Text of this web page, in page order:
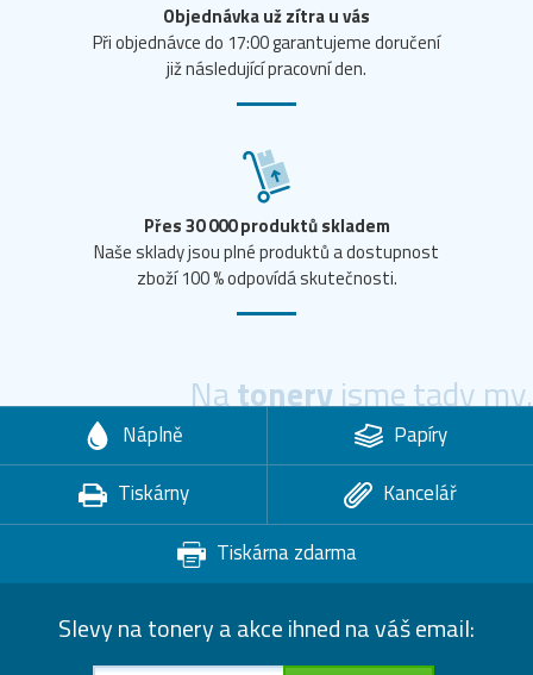
Objednávka už zítra u vás
Při objednávce do 17:00 garantujeme doručení
již následující pracovní den.
Přes 30 000 produktů skladem
Naše sklady jsou plné produktů a dostupnost
zboží 100 % odpovídá skutečnosti.
Natoneryjsme tady my.
Náplně
Papíry
Tiskárny
Kancelář
Tiskárna zdarma
Slevy na tonery a akce ihned na váš email: